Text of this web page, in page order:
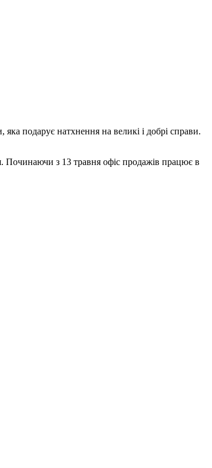
подарує натхнення на великі і добрі справи.
Починаючи з 13 травня офіс продажів працює в